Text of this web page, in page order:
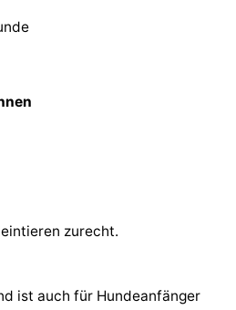
zurecht.
ist auch für Hundeanfänger